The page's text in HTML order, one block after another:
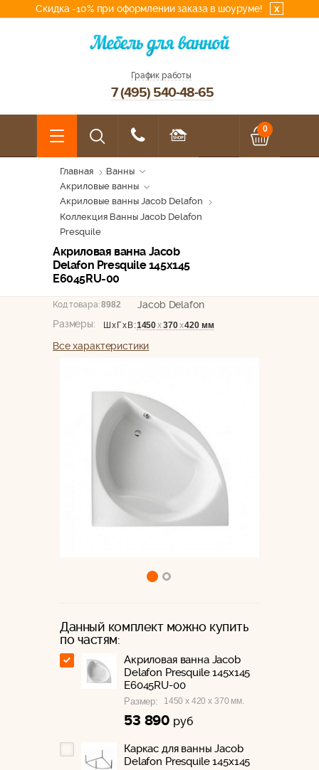
Скидка -10% при оформлении заказа в шоуруме! x
График работы
7 (495) 540-48-65
0
Главная
Ванны
Акриловые ванны
Акриловые ванны Jacob Delafon
Коллекция Ванны Jacob Delafon
Presquile
Акриловая ванна Jacob
Delafon Presquile 145x145
E6045RU-00
Код товара: 8982
Jacob Delafon
Размеры:
ШхГхВ:1450х370х420 мм
Все характеристики
Данный комплект можно купить
по частям:
Акриловая ванна Jacob
Delafon Presquile 145x145
E6045RU-00
Размер: 1450 x 420 x 370 мм.
53 890 руб
Каркас для ванны Jacob
Delafon Presquile 145x145